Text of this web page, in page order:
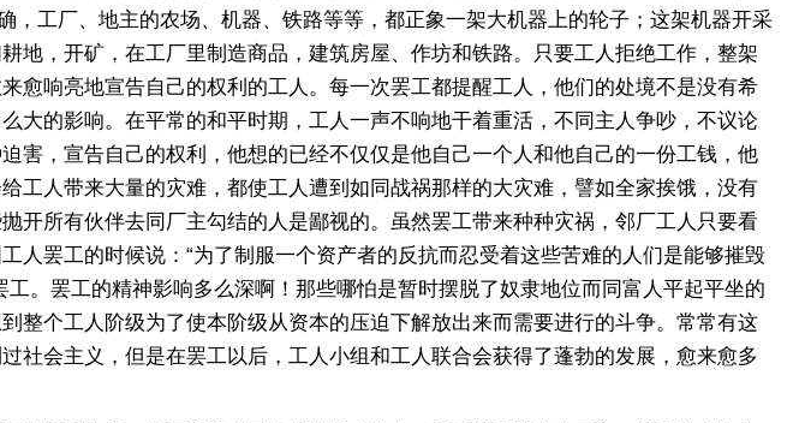
工厂、地主的农场、机器、铁路等等，都正象一架大机器上的轮子；这架机器开采
地，开矿，在工厂里制造商品，建筑房屋、作坊和铁路。只要工人拒绝工作，整架
愈响亮地宣告自己的权利的工人。每一次罢工都提醒工人，他们的处境不是没有希
大的影响。在平常的和平时期，工人一声不响地干着重活，不同主人争吵，不议论
害，宣告自己的权利，他想的已经不仅仅是他自己一个人和他自己的一份工钱，他
工人带来大量的灾难，都使工人遭到如同战祸那样的大灾难，譬如全家挨饿，没有
开所有伙伴去同厂主勾结的人是鄙视的。虽然罢工带来种种灾祸，邻厂工人只要看
罢工的时候说：“为了制服一个资产者的反抗而忍受着这些苦难的人们是能够摧毁
。罢工的精神影响多么深啊！那些哪怕是暂时摆脱了奴隶地位而同富人平起平坐的
整个工人阶级为了使本阶级从资本的压迫下解放出来而需要进行的斗争。常常有这
社会主义，但是在罢工以后，工人小组和工人联合会获得了蓬勃的发展，愈来愈多